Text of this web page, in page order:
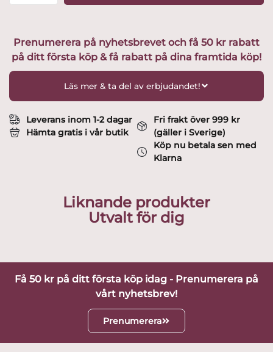
Assiett
18
cm
mängd
Prenumerera på nyhetsbrevet och få 50 kr rabatt
på ditt första köp & få rabatt på dina framtida köp!
Läs mer & ta del av erbjudandet!
Leverans inom 1-2 dagar
Hämta gratis i vår butik
Fri frakt över 999 kr
(gäller i Sverige)
Köp nu betala sen med
Klarna
Liknande produkter
Utvalt för dig
Få 50 kr på ditt första köp idag - Prenumerera på
vårt nyhetsbrev!
Prenumerera